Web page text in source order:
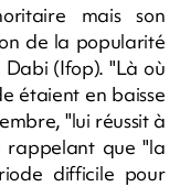
mais son
de la popularité
Dabi (Ifop). "Là où
étaient en baisse
"lui réussit à
rappelant que "la
difficile pour